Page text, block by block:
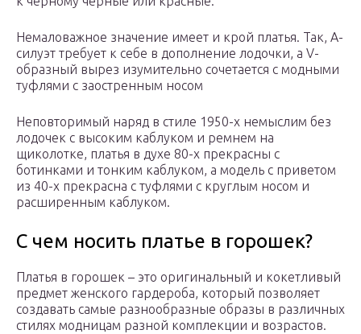
Немаловажное значение имеет и крой платья. Так, А-
силуэт требует к себе в дополнение лодочки, а V-
образный вырез изумительно сочетается с модными
туфлями с заостренным носом
Неповторимый наряд в стиле 1950-х немыслим без
лодочек с высоким каблуком и ремнем на
щиколотке, платья в духе 80-х прекрасны с
ботинками и тонким каблуком, а модель с приветом
из 40-х прекрасна с туфлями с круглым носом и
расширенным каблуком.
С чем носить платье в горошек?
Платья в горошек – это оригинальный и кокетливый
предмет женского гардероба, который позволяет
создавать самые разнообразные образы в различных
стилях модницам разной комплекции и возрастов.